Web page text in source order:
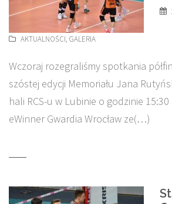
AKTUALNOŚCI, GALERIA
Wczoraj rozegraliśmy spotkania
szóstej edycji Memoriału Jana
hali RCS-u w Lubinie o godzinie 15:30
eWinner Gwardia Wrocław ze(…)